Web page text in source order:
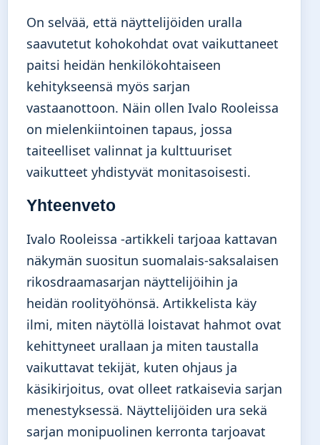
On selvää, että näyttelijöiden uralla
saavutetut kohokohdat ovat vaikuttaneet
paitsi heidän henkilökohtaiseen
kehitykseensä myös sarjan
vastaanottoon. Näin ollen Ivalo Rooleissa
on mielenkiintoinen tapaus, jossa
taiteelliset valinnat ja kulttuuriset
vaikutteet yhdistyvät monitasoisesti.
Yhteenveto
Ivalo Rooleissa -artikkeli tarjoaa kattavan
näkymän suositun suomalais-saksalaisen
rikosdraamasarjan näyttelijöihin ja
heidän roolityöhönsä. Artikkelista käy
ilmi, miten näytöllä loistavat hahmot ovat
kehittyneet urallaan ja miten taustalla
vaikuttavat tekijät, kuten ohjaus ja
käsikirjoitus, ovat olleet ratkaisevia sarjan
menestyksessä. Näyttelijöiden ura sekä
sarjan monipuolinen kerronta tarjoavat